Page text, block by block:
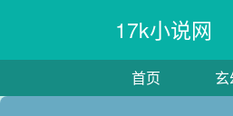
17k小说网
首页 玄